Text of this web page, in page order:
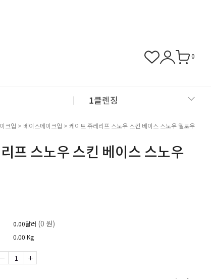
0
1클렌징
2샴푸
3근육관절
크업 > 베이스메이크업 > 케이트 쥬레리프 스노우 스킨 베이스 스노우 옐로우
프 스노우 스킨 베이스 스노우
0.00달러 (0 원)
0.00 Kg